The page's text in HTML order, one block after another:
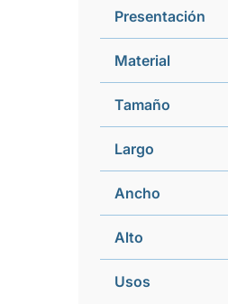
Presentación
Material
Tamaño
Largo
Ancho
Alto
Usos